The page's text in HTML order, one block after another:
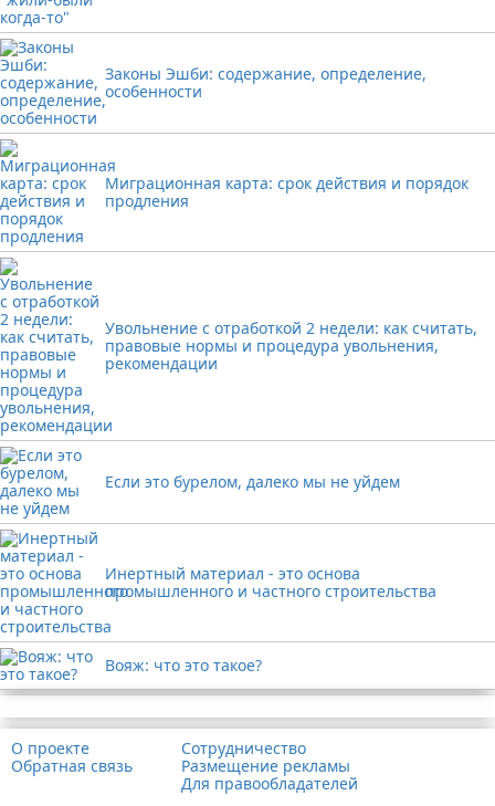
Законы Эшби: содержание, определение,
особенности
Миграционная карта: срок действия и порядок
продления
Увольнение с отработкой 2 недели: как считать,
правовые нормы и процедура увольнения,
рекомендации
Если это бурелом, далеко мы не уйдем
Инертный материал - это основа
промышленного и частного строительства
Вояж: что это такое?
О проекте
Обратная связь
Сотрудничество
Размещение рекламы
Для правообладателей